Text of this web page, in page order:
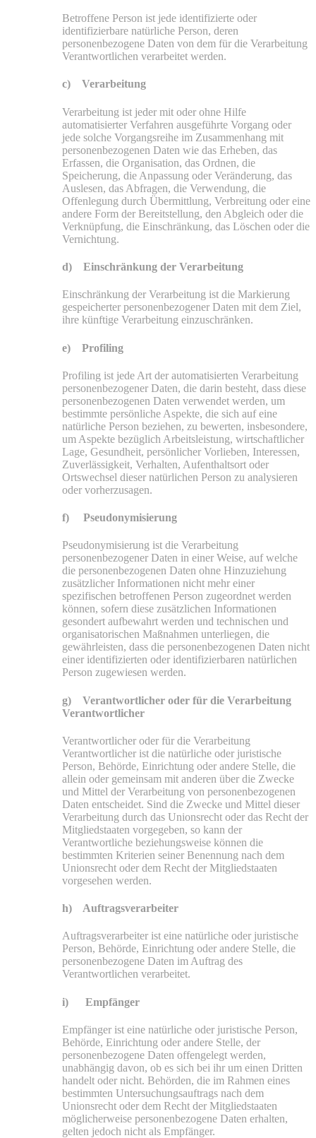
Betroffene Person ist jede identifizierte oder
identifizierbare natürliche Person, deren
personenbezogene Daten von dem für die Verarbeitung
Verantwortlichen verarbeitet werden.
c) Verarbeitung
Verarbeitung ist jeder mit oder ohne Hilfe
automatisierter Verfahren ausgeführte Vorgang oder
jede solche Vorgangsreihe im Zusammenhang mit
personenbezogenen Daten wie das Erheben, das
Erfassen, die Organisation, das Ordnen, die
Speicherung, die Anpassung oder Veränderung, das
Auslesen, das Abfragen, die Verwendung, die
Offenlegung durch Übermittlung, Verbreitung oder eine
andere Form der Bereitstellung, den Abgleich oder die
Verknüpfung, die Einschränkung, das Löschen oder die
Vernichtung.
d) Einschränkung der Verarbeitung
Einschränkung der Verarbeitung ist die Markierung
gespeicherter personenbezogener Daten mit dem Ziel,
ihre künftige Verarbeitung einzuschränken.
e) Profiling
Profiling ist jede Art der automatisierten Verarbeitung
personenbezogener Daten, die darin besteht, dass diese
personenbezogenen Daten verwendet werden, um
bestimmte persönliche Aspekte, die sich auf eine
natürliche Person beziehen, zu bewerten, insbesondere,
um Aspekte bezüglich Arbeitsleistung, wirtschaftlicher
Lage, Gesundheit, persönlicher Vorlieben, Interessen,
Zuverlässigkeit, Verhalten, Aufenthaltsort oder
Ortswechsel dieser natürlichen Person zu analysieren
oder vorherzusagen.
f) Pseudonymisierung
Pseudonymisierung ist die Verarbeitung
personenbezogener Daten in einer Weise, auf welche
die personenbezogenen Daten ohne Hinzuziehung
zusätzlicher Informationen nicht mehr einer
spezifischen betroffenen Person zugeordnet werden
können, sofern diese zusätzlichen Informationen
gesondert aufbewahrt werden und technischen und
organisatorischen Maßnahmen unterliegen, die
gewährleisten, dass die personenbezogenen Daten nicht
einer identifizierten oder identifizierbaren natürlichen
Person zugewiesen werden.
g) Verantwortlicher oder für die Verarbeitung
Verantwortlicher
Verantwortlicher oder für die Verarbeitung
Verantwortlicher ist die natürliche oder juristische
Person, Behörde, Einrichtung oder andere Stelle, die
allein oder gemeinsam mit anderen über die Zwecke
und Mittel der Verarbeitung von personenbezogenen
Daten entscheidet. Sind die Zwecke und Mittel dieser
Verarbeitung durch das Unionsrecht oder das Recht der
Mitgliedstaaten vorgegeben, so kann der
Verantwortliche beziehungsweise können die
bestimmten Kriterien seiner Benennung nach dem
Unionsrecht oder dem Recht der Mitgliedstaaten
vorgesehen werden.
h) Auftragsverarbeiter
Auftragsverarbeiter ist eine natürliche oder juristische
Person, Behörde, Einrichtung oder andere Stelle, die
personenbezogene Daten im Auftrag des
Verantwortlichen verarbeitet.
i) Empfänger
Empfänger ist eine natürliche oder juristische Person,
Behörde, Einrichtung oder andere Stelle, der
personenbezogene Daten offengelegt werden,
unabhängig davon, ob es sich bei ihr um einen Dritten
handelt oder nicht. Behörden, die im Rahmen eines
bestimmten Untersuchungsauftrags nach dem
Unionsrecht oder dem Recht der Mitgliedstaaten
möglicherweise personenbezogene Daten erhalten,
gelten jedoch nicht als Empfänger.